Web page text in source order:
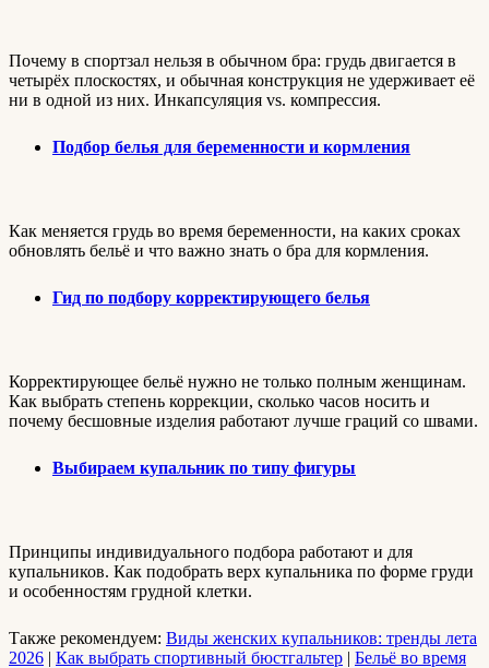
Почему в спортзал нельзя в обычном бра: грудь двигается в
четырёх плоскостях, и обычная конструкция не удерживает её
ни в одной из них. Инкапсуляция vs. компрессия.
Подбор белья для беременности и кормления
Как меняется грудь во время беременности, на каких сроках
обновлять бельё и что важно знать о бра для кормления.
Гид по подбору корректирующего белья
Корректирующее бельё нужно не только полным женщинам.
Как выбрать степень коррекции, сколько часов носить и
почему бесшовные изделия работают лучше граций со швами.
Выбираем купальник по типу фигуры
Принципы индивидуального подбора работают и для
купальников. Как подобрать верх купальника по форме груди
и особенностям грудной клетки.
Также рекомендуем: Виды женских купальников: тренды лета
2026 | Как выбрать спортивный бюстгальтер | Бельё во время